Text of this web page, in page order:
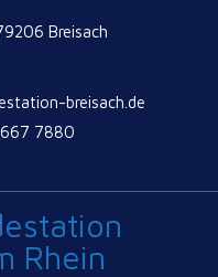
Breisach
breisach.de
7880
Rhein